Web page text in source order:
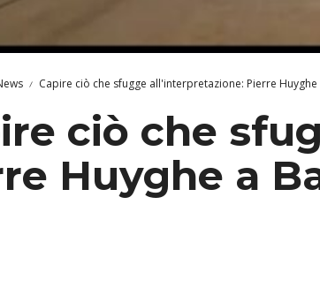
Capire ciò che sfugge all'interpretazione: Pierre Huyghe
ciò che
Huyghe a